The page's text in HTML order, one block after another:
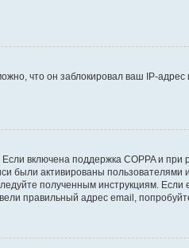
что он заблокировал ваш IP-
включена поддержка COPPA и при
были активированы пользователями
полученным инструкциям.
правильный адрес email,